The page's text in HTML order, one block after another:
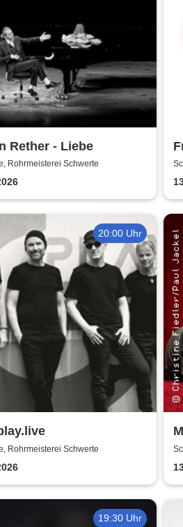
Rether - Liebe
Rohrmeisterei Schwerte
20:00 Uhr
Rohrmeisterei Schwerte
19:30 Uhr